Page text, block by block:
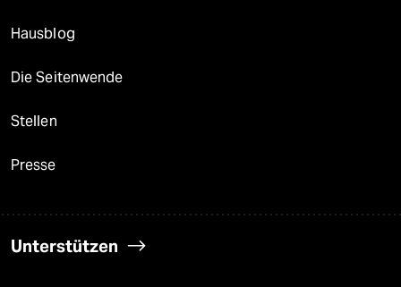
Hausblog
Die Seitenwende
Stellen
Presse
Unterstützen